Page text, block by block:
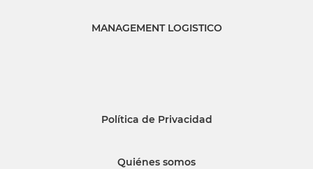
MANAGEMENT LOGISTICO
Política de Privacidad
Quiénes somos